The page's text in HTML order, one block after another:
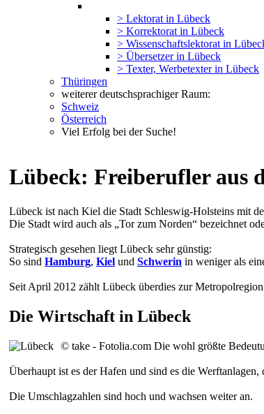
> Lektorat in Lübeck
> Korrektorat in Lübeck
> Wissenschaftslektorat in
> Übersetzer in Lübeck
> Texter, Werbetexter in Lübeck
Thüringen
weiterer deutschsprachiger Raum:
Schweiz
Österreich
Viel Erfolg bei der Suche!
Lübeck: Freiberufler aus
Lübeck ist nach Kiel die Stadt Schleswig-Holsteins mit
Die Stadt wird auch als „Tor zum Norden“ bezeichnet
Strategisch gesehen liegt Lübeck sehr günstig:
So sind Hamburg, Kiel und Schwerin in weniger als
Seit April 2012 zählt Lübeck überdies zur
Die Wirtschaft in Lübeck
© take - Fotolia.com Die wohl größte
Überhaupt ist es der Hafen und sind es die
Die Umschlagzahlen sind hoch und wachsen weiter an.